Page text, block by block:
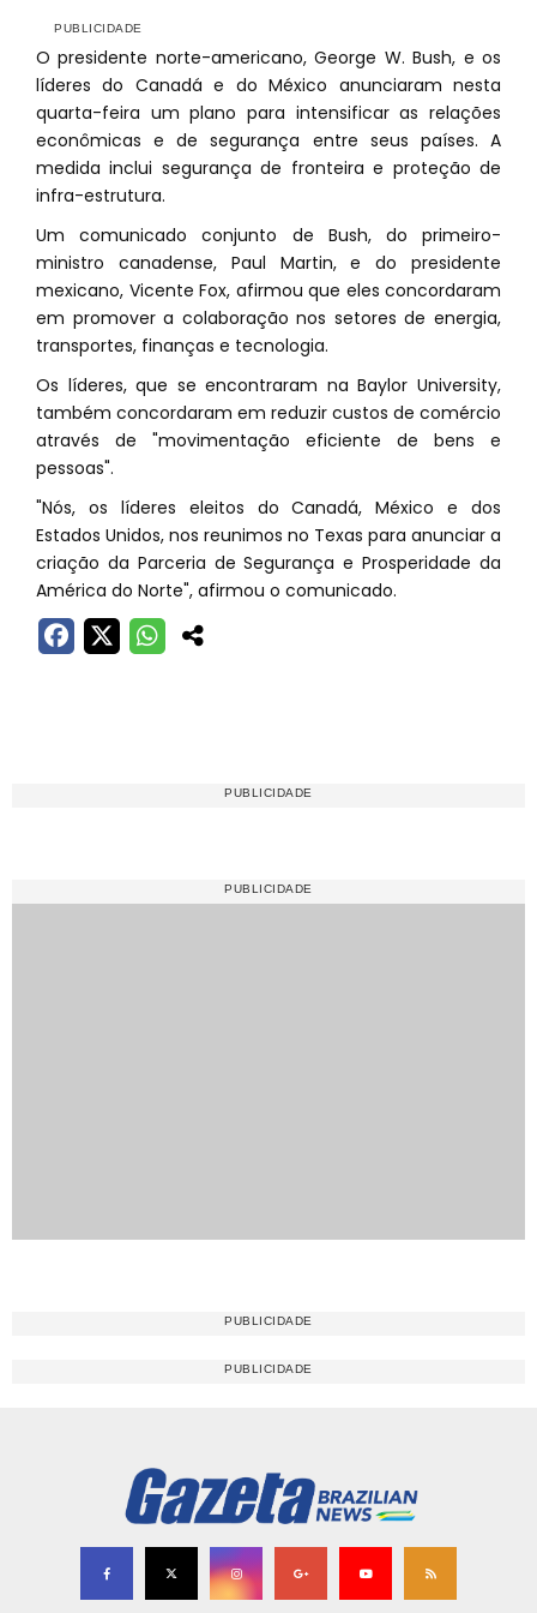
O presidente norte-americano, George W. Bush, e os
líderes do Canadá e do México anunciaram nesta
quarta-feira um plano para intensificar as relações
econômicas e de segurança entre seus países. A
medida inclui segurança de fronteira e proteção de
infra-estrutura.
Um comunicado conjunto de Bush, do primeiro-
ministro canadense, Paul Martin, e do presidente
mexicano, Vicente Fox, afirmou que eles concordaram
em promover a colaboração nos setores de energia,
transportes, finanças e tecnologia.
Os líderes, que se encontraram na Baylor University,
também concordaram em reduzir custos de comércio
através de "movimentação eficiente de bens e
pessoas".
"Nós, os líderes eleitos do Canadá, México e dos
Estados Unidos, nos reunimos no Texas para anunciar a
criação da Parceria de Segurança e Prosperidade da
América do Norte", afirmou o comunicado.